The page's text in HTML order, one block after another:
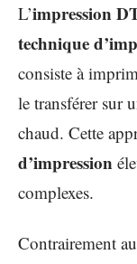
L’impression
technique
consiste à
le transférer sur
chaud. Cette
d’impression
complexes.
Contrairement